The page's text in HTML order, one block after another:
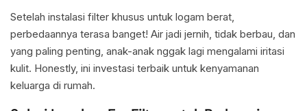
Setelah instalasi filter khusus untuk logam berat,
perbedaannya terasa banget! Air jadi jernih, tidak berbau, dan
yang paling penting, anak-anak nggak lagi mengalami iritasi
kulit. Honestly, ini investasi terbaik untuk kenyamanan
keluarga di rumah.